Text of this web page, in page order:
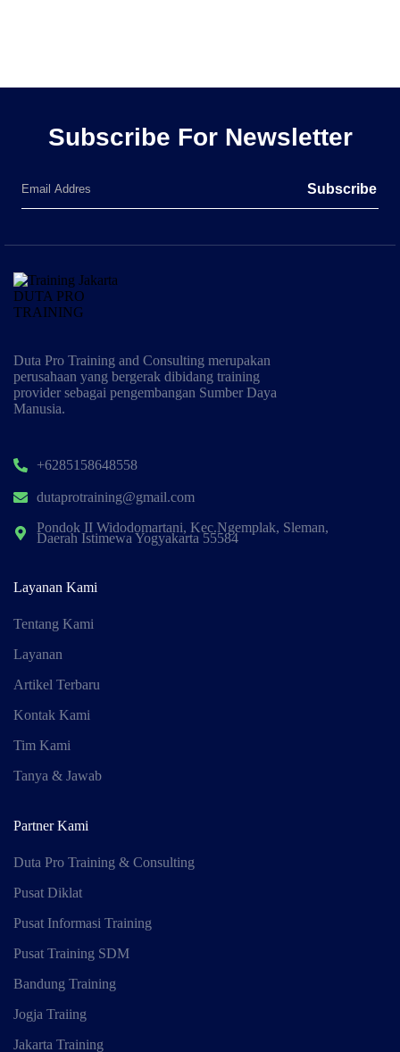
Subscribe For Newsletter
Subscribe
Duta Pro Training and Consulting merupakan
perusahaan yang bergerak dibidang training
provider sebagai pengembangan Sumber Daya
Manusia.
+6285158648558
dutaprotraining@gmail.com
Pondok II Widodomartani, Kec.Ngemplak, Sleman,
Daerah Istimewa Yogyakarta 55584
Layanan Kami
Tentang Kami
Layanan
Artikel Terbaru
Kontak Kami
Tim Kami
Tanya & Jawab
Partner Kami
Duta Pro Training & Consulting
Pusat Diklat
Pusat Informasi Training
Pusat Training SDM
Bandung Training
Jogja Traiing
Jakarta Training